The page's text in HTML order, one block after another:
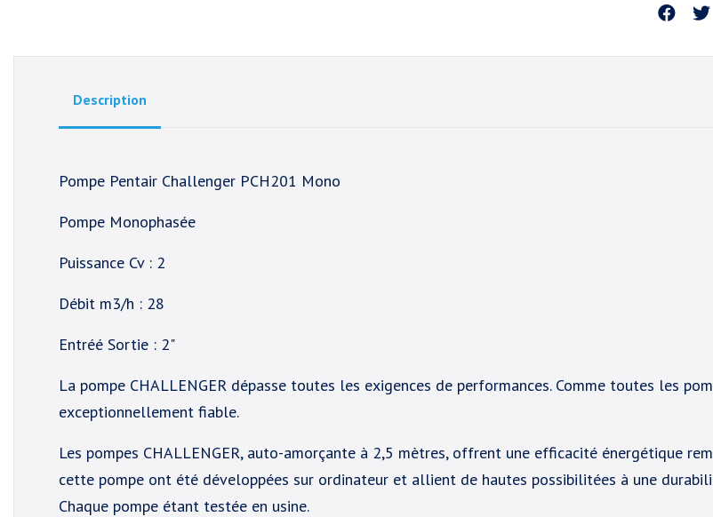
Partager
Description
Pompe Pentair Challenger PCH201 Mono
Pompe Monophasée
Puissance Cv : 2
Débit m3/h : 28
Entréé Sortie : 2"
La pompe CHALLENGER dépasse toutes les exigences de performances. Comme toutes les
exceptionnellement fiable.
Les pompes CHALLENGER, auto-amorçante à 2,5 mètres, offrent une efficacité énergétique
cette pompe ont été développées sur ordinateur et allient de hautes possibilitées à une
Chaque pompe étant testée en usine.